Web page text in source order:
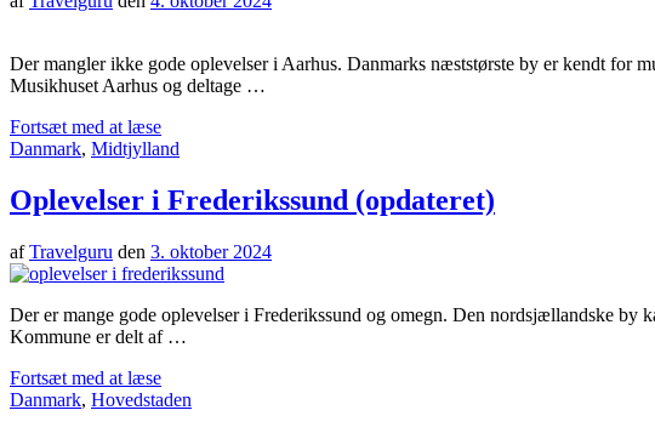
Der mangler ikke gode oplevelser i Aarhus. Danmarks næststørste by er kendt for
Musikhuset Aarhus og deltage …
Fortsæt med at læse
Danmark, Midtjylland
Oplevelser i Frederikssund (opdateret)
afTravelguru den 3. oktober 2024
Der er mange gode oplevelser i Frederikssund og omegn. Den nordsjællandske
Kommune er delt af …
Fortsæt med at læse
Danmark, Hovedstaden